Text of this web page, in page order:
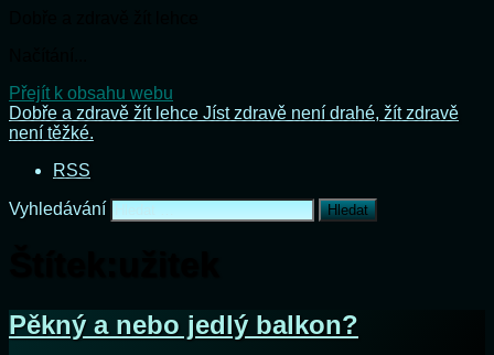
Přejít k obsahu webu
Dobře a zdravě žít lehce Jíst zdravě není drahé, žít zdravě
není těžké.
RSS
Vyhledávání
Pěkný a nebo jedlý balkon?